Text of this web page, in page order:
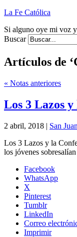
La Fe Católica
Si alguno oye mi voz
Buscar
Artículos de
« Notas anteriores
Los 3 Lazos y
2 abril, 2018 | San
Los 3 Lazos y la
los jóvenes
Facebook
WhatsApp
X
Pinterest
Tumblr
LinkedIn
Correo
Imprimir